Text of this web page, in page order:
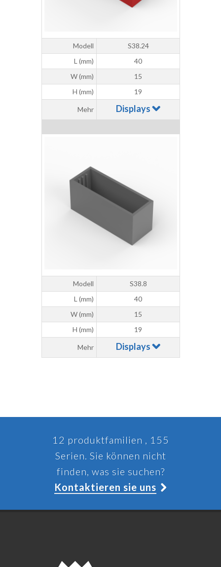
Modell
S38.24
L (mm)
40
W (mm)
15
H (mm)
19
Mehr Displays
Modell
S38.8
L (mm)
40
W (mm)
15
H (mm)
19
Mehr Displays
12 produktfamilien , 155
Serien. Sie können nicht
finden, was sie suchen?
Kontaktieren sie uns